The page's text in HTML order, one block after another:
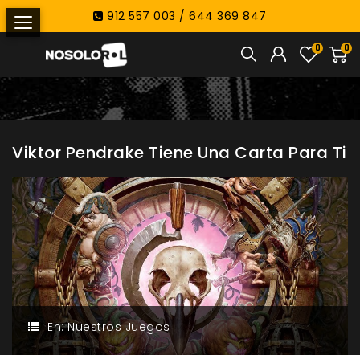
912 557 003 / 644 369 847
0
0
Viktor Pendrake Tiene Una Carta Para Ti
En:Nuestros Juegos